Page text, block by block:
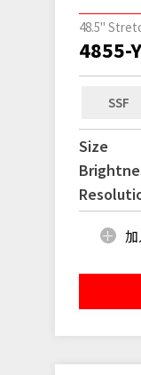
48.5"
4855-Y
SSF
Size